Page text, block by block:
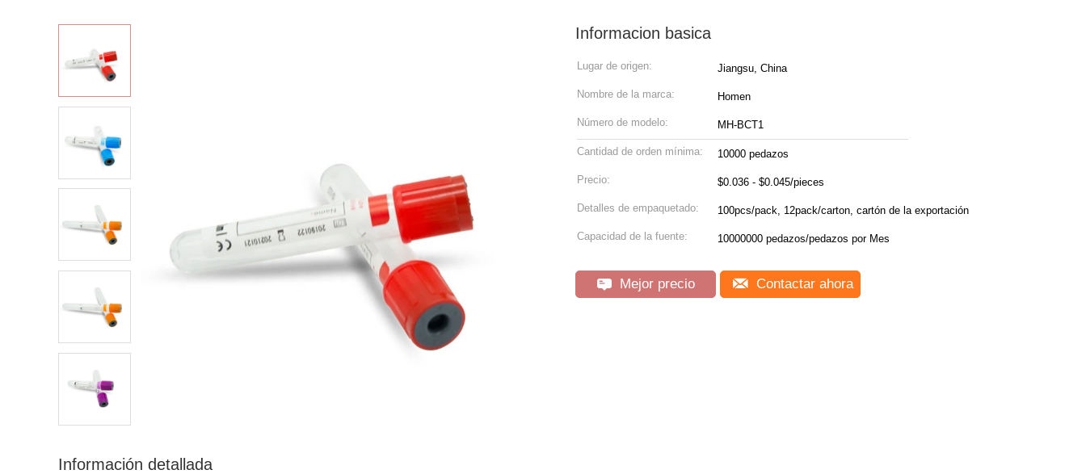
Informacion basica
Lugar de origen: Jiangsu, China
Nombre de la marca: Homen
Número de modelo: MH-BCT1
Cantidad de orden mínima: 10000 pedazos
Precio: $0.036 - $0.045/pieces
Detalles de empaquetado: 100pcs/pack, 12pack/carton, cartón de la exportación
Capacidad de la fuente: 10000000 pedazos/pedazos por Mes
Mejor precio Contactar ahora
Información detallada